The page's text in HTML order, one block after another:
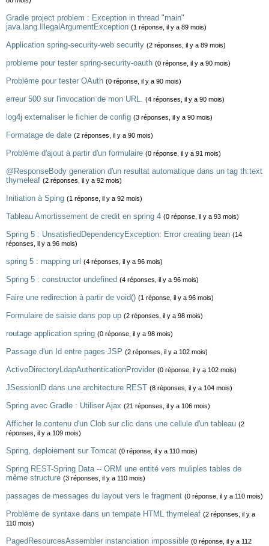
Gradle project problem : Exception in thread "main"
java.lang.IllegalArgumentException (1 réponse, il y a 89 mois)
Application spring-security-web security (2 réponses, il y a 89 mois)
probleme pour tester spring-security-oauth (0 réponse, il y a 90 mois)
Problème pour tester OAuth (0 réponse, il y a 90 mois)
erreur 500 sur l'invocation de mon URL. (4 réponses, il y a 90 mois)
log4j externaliser le fichier de config (3 réponses, il y a 90 mois)
Formatage de date (2 réponses, il y a 90 mois)
Problème d'ajout à partir d'un formulaire (0 réponse, il y a 91 mois)
@ResponseBody generation d'un resultat automatique dans un tag th:text
thymeleaf (2 réponses, il y a 92 mois)
Initiation à Sping (1 réponse, il y a 92 mois)
Tableau Amortissement de credit en spring 4 (0 réponse, il y a 93 mois)
Spring 5 : UnsatisfiedDependencyException: Error creating bean (14
réponses, il y a 96 mois)
spring 5 : mapping url (4 réponses, il y a 96 mois)
Spring 5 : constructor undefined (4 réponses, il y a 96 mois)
Faire une redirection à partir de void() (1 réponse, il y a 96 mois)
Formulaire de saisie dans pop up (2 réponses, il y a 98 mois)
routage application spring (0 réponse, il y a 98 mois)
Passage d'un Id entre pages JSP (2 réponses, il y a 102 mois)
ActiveDirectoryLdapAuthenticationProvider (0 réponse, il y a 102 mois)
JSessionID dans une architecture REST (8 réponses, il y a 104 mois)
Spring avec Gradle : Utiliser Ajax (21 réponses, il y a 106 mois)
Afficher le contenu d'un Clob sur clic dans une cellule d'un tableau (2
réponses, il y a 109 mois)
Spring, deploiement sur Tomcat (0 réponse, il y a 110 mois)
Spring REST-Spring Data -- ORM une entité vers muliples tables de
même structure (3 réponses, il y a 110 mois)
passages de messages du layout vers le fragment (0 réponse, il y a 110 mois)
Problème de syntaxe dans un tempate HTML thymeleaf (2 réponses, il y a
110 mois)
PagedResourcesAssembler instanciation impossible (0 réponse, il y a 112